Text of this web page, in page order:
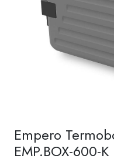
Empero
EMP.BOX-600-K